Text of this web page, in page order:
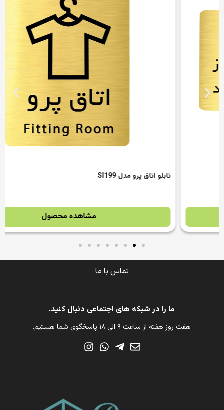
تابلو اتاق پرو مدل SI199
مشاهده محصول
تماس با ما
ما را در شبکه های اجتماعی دنبال کنید.
هفت روز هفته از ساعت ۹ الی ۱۸ پاسخگوی شما هستیم.